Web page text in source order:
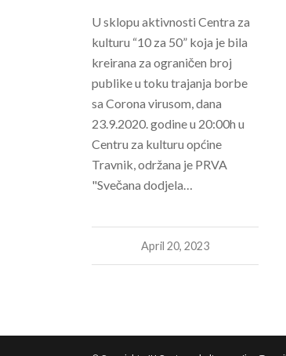
U sklopu aktivnosti Centra za
kulturu “10 za 50” koja je bila
kreirana za ograničen broj
publike u toku trajanja borbe
sa Corona virusom, dana
23.9.2020. godine u 20:00h u
Centru za kulturu općine
Travnik, održana je PRVA
"Svečana dodjela…
April 20, 2023